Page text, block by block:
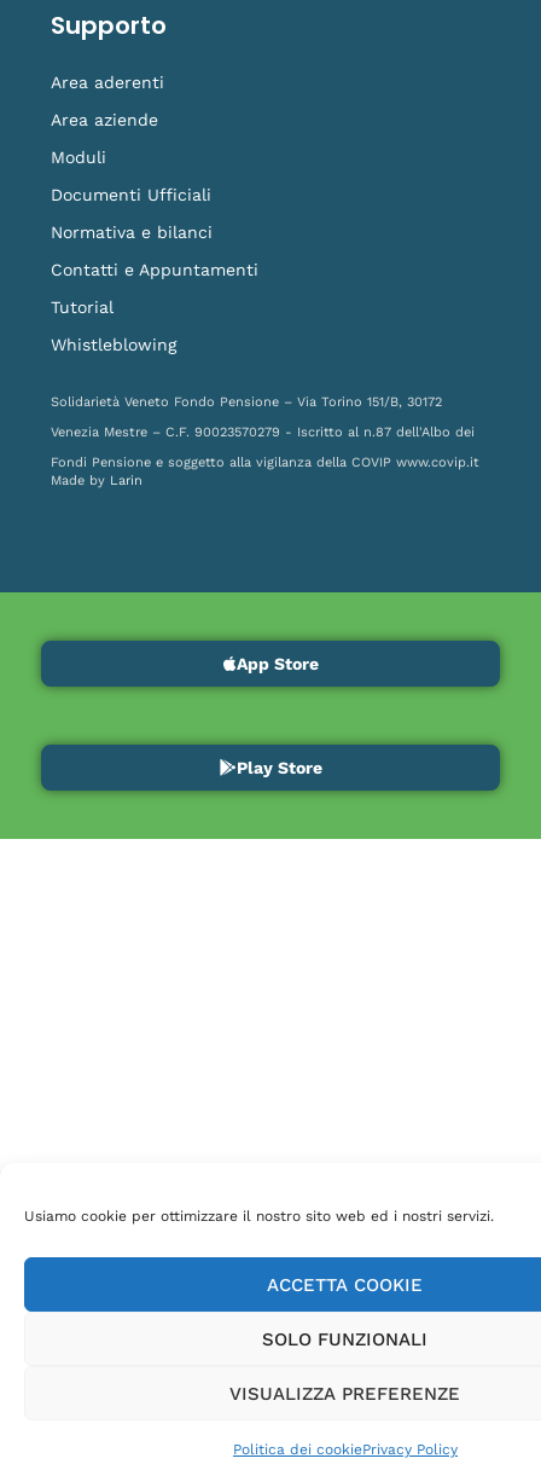
Usiamo cookie per ottimizzare il nostro sito web ed i nostri servizi.
ACCETTA COOKIE
SOLO FUNZIONALI
VISUALIZZA PREFERENZE
Politica dei cookiePrivacy Policy
Supporto
Area aderenti
Area aziende
Moduli
Documenti Ufficiali
Normativa e bilanci
Contatti e Appuntamenti
Tutorial
Whistleblowing
Solidarietà Veneto Fondo Pensione – Via Torino 151/B, 30172
Venezia Mestre – C.F. 90023570279 - Iscritto al n.87 dell'Albo dei
Fondi Pensione e soggetto alla vigilanza della COVIP www.covip.it
Made by Larin
App Store
Play Store